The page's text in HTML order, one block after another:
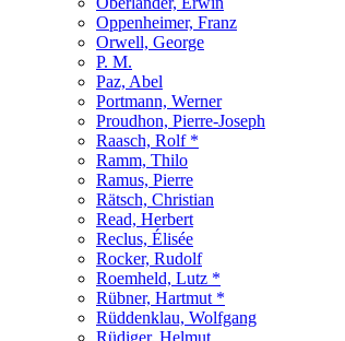
Oppenheimer, Franz
Orwell, George
P. M.
Paz, Abel
Portmann, Werner
Proudhon, Pierre-Joseph
Raasch, Rolf *
Ramm, Thilo
Ramus, Pierre
Rätsch, Christian
Read, Herbert
Reclus, Élisée
Rocker, Rudolf
Roemheld, Lutz *
Rübner, Hartmut *
Rüddenklau, Wolfgang
Rüdiger, Helmut